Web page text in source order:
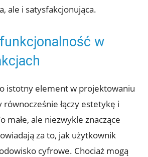
ale i satysfakcjonująca.
w
istotny element w projektowaniu
łączy estetykę i
małe, ale niezwykle znaczące
za to, jak użytkownik
cyfrowe. Chociaż mogą